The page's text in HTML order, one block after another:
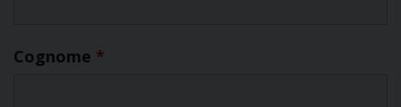
Cognome *